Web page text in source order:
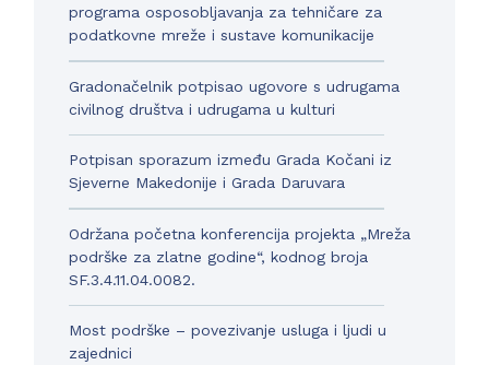
programa osposobljavanja za tehničare za
podatkovne mreže i sustave komunikacije
Gradonačelnik potpisao ugovore s udrugama
civilnog društva i udrugama u kulturi
Potpisan sporazum između Grada Kočani iz
Sjeverne Makedonije i Grada Daruvara
Održana početna konferencija projekta „Mreža
podrške za zlatne godine“, kodnog broja
SF.3.4.11.04.0082.
Most podrške – povezivanje usluga i ljudi u
zajednici